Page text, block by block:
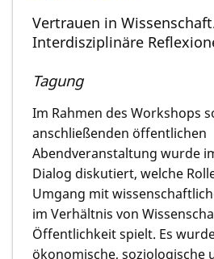
Vertrauen in
Interdisziplinäre
Tagung
Im Rahmen des Workshops
anschließenden öffentlichen
Abendveranstaltung wurde
Dialog diskutiert, welche
Umgang mit
im Verhältnis von
Öffentlichkeit spielt. Es
ökonomische, soziologische